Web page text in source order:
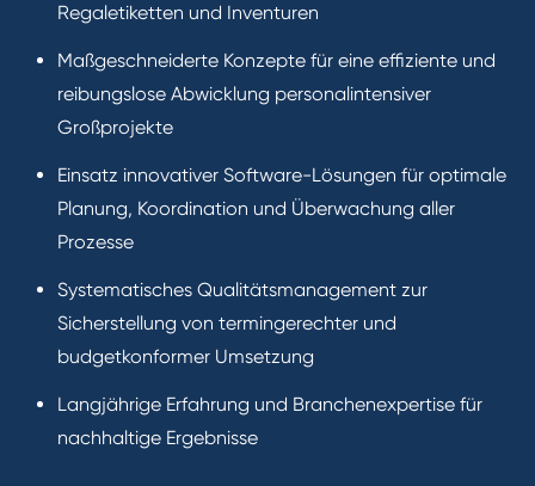
Regaletiketten und Inventuren
Maßgeschneiderte Konzepte für eine effiziente und
reibungslose Abwicklung personalintensiver
Großprojekte
Einsatz innovativer Software-Lösungen für optimale
Planung, Koordination und Überwachung aller
Prozesse
Systematisches Qualitätsmanagement zur
Sicherstellung von termingerechter und
budgetkonformer Umsetzung
Langjährige Erfahrung und Branchenexpertise für
nachhaltige Ergebnisse